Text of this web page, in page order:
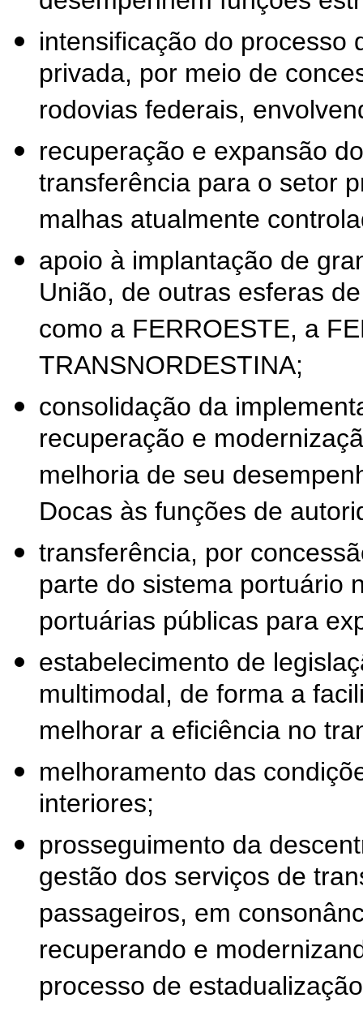
intensificação do processo
privada, por meio de
rodovias federais,
recuperação e expansão
transferência para o setor
malhas atualmente
apoio à implantação de
União, de outras esferas
como a FERROESTE, a
TRANSNORDESTINA;
consolidação da
recuperação e
melhoria de seu
Docas às funções de
transferência, por
parte do sistema portuário
portuárias públicas para
estabelecimento de
multimodal, de forma a
melhorar a eficiência no
melhoramento das
interiores;
prosseguimento da
gestão dos serviços de
passageiros, em
recuperando e
processo de